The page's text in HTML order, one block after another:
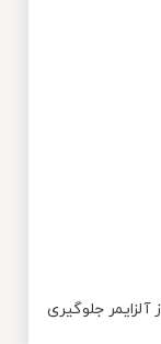
آلزایمر جلوگیری